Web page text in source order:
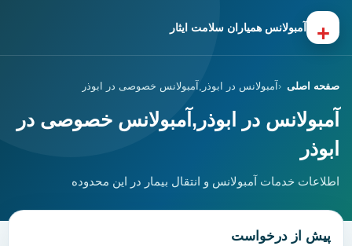
+ آمبولانس همیاران سلامت ایثار
صفحه اصلی آمبولانس در ابوذر,آمبولانس خصوصی در ابوذر
آمبولانس در ابوذر,آمبولانس خصوصی در
ابوذر
اطلاعات خدمات آمبولانس و انتقال بیمار در این محدوده
پیش از درخواست